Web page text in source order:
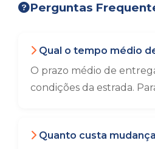
Perguntas
Qual o tempo médio
O prazo médio de
condições da estrada.
Quanto custa